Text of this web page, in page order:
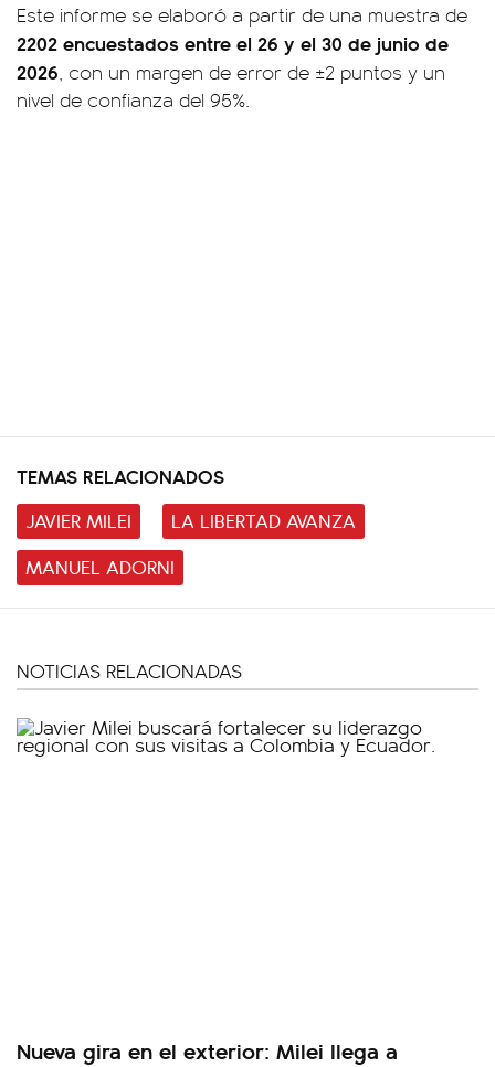
Este informe se elaboró a partir de una muestra de
2202 encuestados entre el 26 y el 30 de junio de
2026, con un margen de error de ±2 puntos y un
nivel de confianza del 95%.
TEMAS RELACIONADOS
JAVIER MILEI
LA LIBERTAD AVANZA
MANUEL ADORNI
NOTICIAS RELACIONADAS
Nueva gira en el exterior: Milei llega a